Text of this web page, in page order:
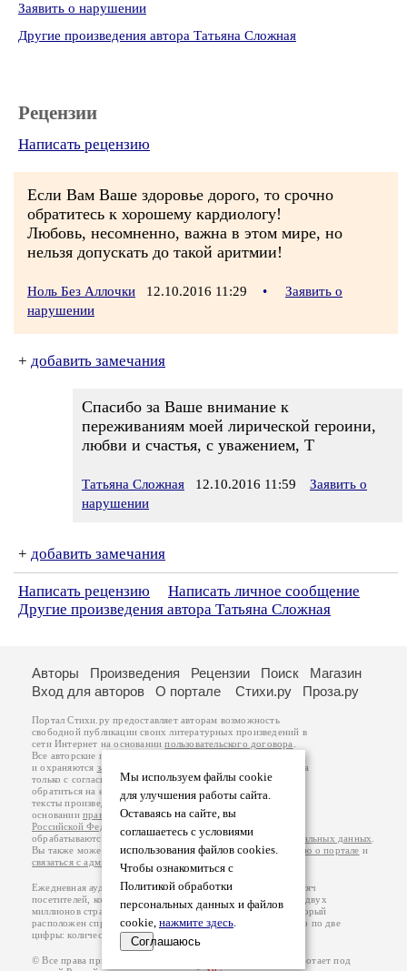
Заявить о нарушении
Другие произведения автора Татьяна Сложная
Рецензии
Написать рецензию
Если Вам Ваше здоровье дорого, то срочно
обратитесь к хорошему кардиологу!
Любовь, несомненно, важна в этом мире, но
нельзя допускать до такой аритмии!
Ноль Без Аллочки 12.10.2016 11:29 •
Заявить о
нарушении
+ добавить замечания
Спасибо за Ваше внимание к
переживаниям моей лирической героини,
любви и счастья, с уважением, Т
Татьяна Сложная 12.10.2016 11:59
Заявить о
нарушении
+ добавить замечания
Написать рецензию
Написать личное сообщение
Другие произведения автора Татьяна Сложная
Мы используем файлы cookie
для улучшения работы сайта.
Оставаясь на сайте, вы
соглашаетесь с условиями
использования файлов cookies.
Чтобы ознакомиться с
Политикой обработки
персональных данных и файлов
cookie, нажмите здесь.
Соглашаюсь
Авторы Произведения Рецензии Поиск
Магазин
Вход для авторов
О портале Стихи.ру Проза.ру
Портал Стихи.ру предоставляет авторам возможность
свободной публикации своих литературных произведений в
сети Интернет на основаниипользовательского договора
Все авторские права на произведения принадлежат авторам
и охраняются законом
. Перепечатка произведений возможна
только с согласия его автора, к которому вы можете
обратиться на его авторской странице. Ответственность за
тексты произведений авторы несут самостоятельно на
основанииправил публикацииизаконодательства
Российской Федерации
обрабатываются на основанииПолитики обработки персональных данных
Вы также можете посмотреть более подробнуюинформацию о портале и
связаться с администрацией
Ежедневная аудитория портала Стихи.ру – порядка 200 тысяч
посетителей, которые в общей сумме просматривают более двух
миллионов страниц по данным счетчика посещаемости, который
расположен справа от этого текста. В каждой графе указано по две
цифры: количество просмотров и количество посетителей.
© Все права принадлежат авторам, 2000-2026. Портал работает под